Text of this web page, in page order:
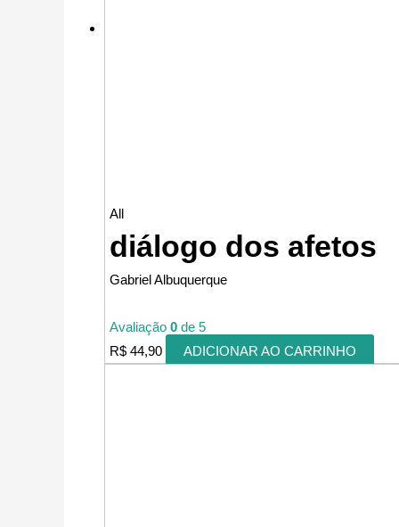
All
diálogo dos afetos
Gabriel Albuquerque
Avaliação 0 de 5
R$ 44,90 ADICIONAR AO CARRINHO